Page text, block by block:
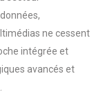
ne cessent
intégrée et
avancés et